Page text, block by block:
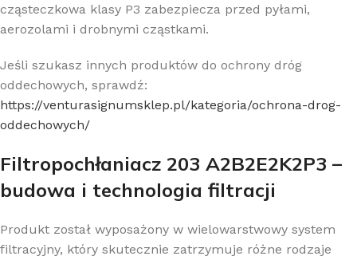
cząsteczkowa klasy P3 zabezpiecza przed pyłami,
aerozolami i drobnymi cząstkami.
Jeśli szukasz innych produktów do ochrony dróg
oddechowych, sprawdź:
https://venturasignumsklep.pl/kategoria/ochrona-drog-
oddechowych/
Filtropochłaniacz 203 A2B2E2K2P3 –
budowa i technologia filtracji
Produkt został wyposażony w wielowarstwowy system
filtracyjny, który skutecznie zatrzymuje różne rodzaje